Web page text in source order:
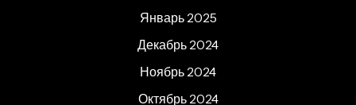
Январь 2025
Декабрь 2024
Ноябрь 2024
Октябрь 2024